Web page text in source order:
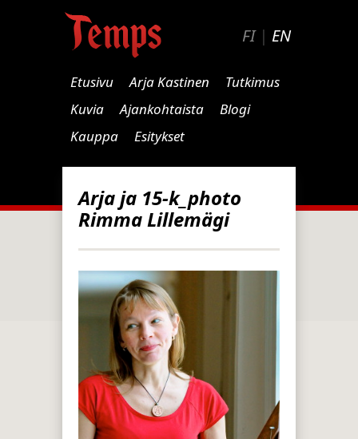
FI| EN
Etusivu Arja Kastinen
Tutkimus
Kuvia
Ajankohtaista
Blogi
Kauppa
Esitykset
Arja ja 15-k_photo
Rimma Lillemägi